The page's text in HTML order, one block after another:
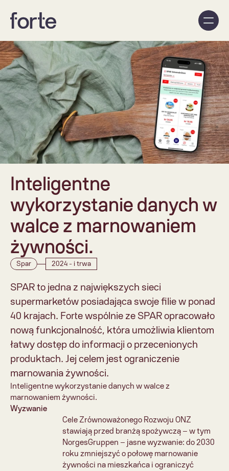
Inteligentne
wykorzystanie danych w
walce z marnowaniem
żywności.
Spar 2024 - i trwa
SPAR to jedna z największych sieci
supermarketów posiadająca swoje filie w ponad
40 krajach. Forte wspólnie ze SPAR opracowało
nową funkcjonalność, która umożliwia klientom
łatwy dostęp do informacji o przecenionych
produktach. Jej celem jest ograniczenie
marnowania żywności.
Inteligentne wykorzystanie danych w walce z
marnowaniem żywności.
Wyzwanie
Cele Zrównoważonego Rozwoju ONZ
stawiają przed branżą spożywczą – w tym
NorgesGruppen – jasne wyzwanie: do 2030
roku zmniejszyć o połowę marnowanie
żywności na mieszkańca i ograniczyć